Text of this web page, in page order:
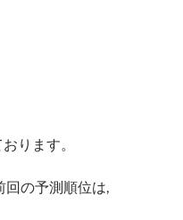
ります。
回の予測順位は,